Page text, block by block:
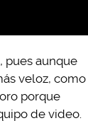
pues aunque
veloz, como
porque
de video.